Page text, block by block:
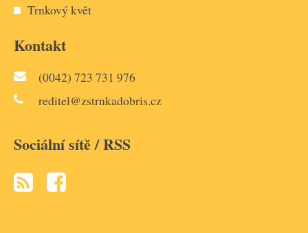
Trnkový květ
Kontakt
(0042) 723 731 976
reditel@zstrnkadobris.cz
Sociální sítě / RSS